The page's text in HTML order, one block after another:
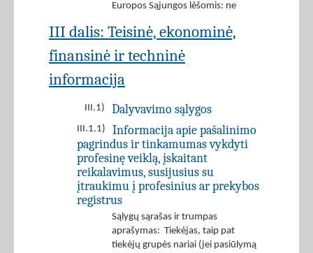
Europos Sąjungos lėšomis: ne
III dalis: Teisinė, ekonominė,
finansinė ir techninė
informacija
III.1) Dalyvavimo sąlygos
III.1.1)
Informacija apie pašalinimo
pagrindus ir tinkamumas vykdyti
profesinę veiklą, įskaitant
reikalavimus, susijusius su
įtraukimu į profesinius ar prekybos
registrus
Sąlygų sąrašas ir trumpas
aprašymas: Tiekėjas, taip pat
tiekėjų grupės nariai (jei pasiūlymą